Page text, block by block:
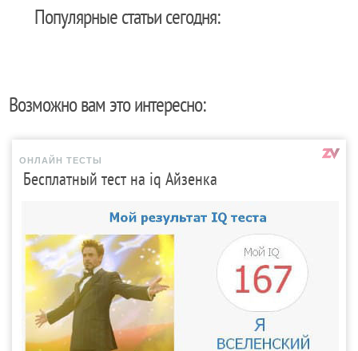
Популярные статьи сегодня:
Возможно вам это интересно:
ОНЛАЙН ТЕСТЫ
Бесплатный тест на iq Айзенка